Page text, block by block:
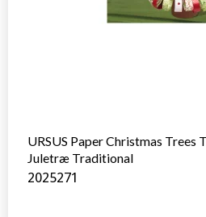
URSUS Paper Christmas Trees
Juletræ Traditional
2025271